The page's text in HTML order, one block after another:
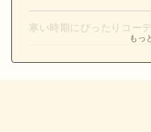
寒い時期にぴったりコー
もっ